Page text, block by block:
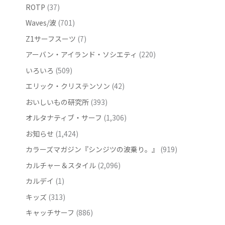
ROTP (37)
Waves/波 (701)
Z1サーフスーツ (7)
アーバン・アイランド・ソシエティ (220)
いろいろ (509)
エリック・クリステンソン (42)
おいしいもの研究所 (393)
オルタナティブ・サーフ (1,306)
お知らせ (1,424)
カラーズマガジン『シンジツの波乗り。』 (919)
カルチャー＆スタイル (2,096)
カルデイ (1)
キッズ (313)
キャッチサーフ (886)